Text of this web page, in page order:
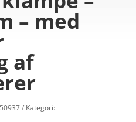
– med
af
Kategori: